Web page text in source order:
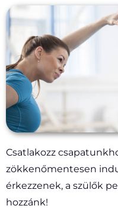
Csatlakozz
zökkenőmentesen
érkezzenek, a szülők
hozzánk!